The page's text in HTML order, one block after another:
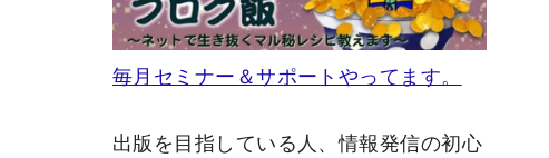
毎月セミナー＆サポートやってます。
出版を目指している人、情報発信の初心